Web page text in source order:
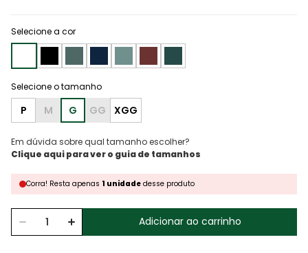
Selecione a cor
P M G GG XGG
Em dúvida sobre qual tamanho escolher?
Corra! Resta apenas 1 unidade desse produto
Adicionar ao carrinho